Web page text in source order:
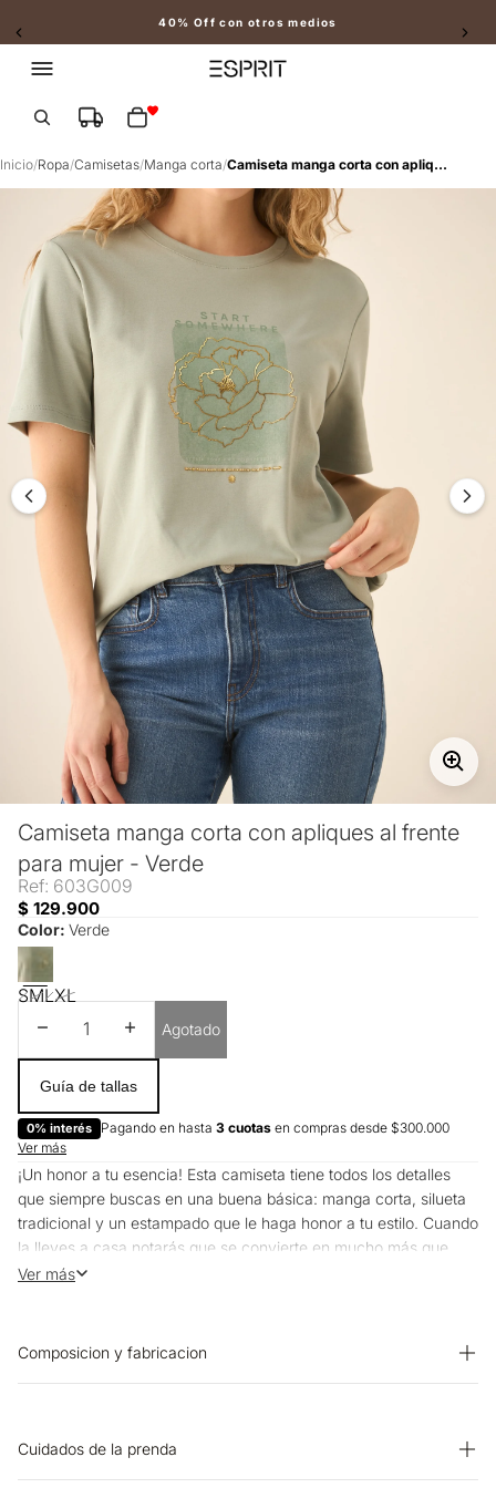
40% Off con otros medios
Slide 2 of 2
Inicio/Ropa/Camisetas/Manga corta/ Camiseta manga corta con apliques al frente para mujer - Verde
Camiseta manga corta con apliques al frente
para mujer - Verde
Ref: 603G009
$ 129.900
Color: Verde
SMLXL
Disminuir cantidadAumentar cantidad
Agotado
Guía de tallas
0% interés Pagando en hasta 3 cuotas en compras desde $300.000
Ver más
¡Un honor a tu esencia! Esta camiseta tiene todos los detalles
que siempre buscas en una buena básica: manga corta, silueta
tradicional y un estampado que le haga honor a tu estilo. Cuando
la lleves a casa notarás que se convierte en mucho más que
una prenda básica, será tu aliada versátil para acompañarte en
Ver más
Composicion y fabricacion
Cuidados de la prenda